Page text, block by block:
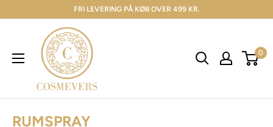
FRI LEVERING PÅ KØB OVER 499 KR.
0
RUMSPRAY